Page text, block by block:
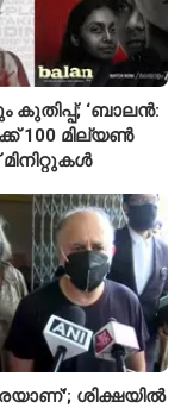
കുതിപ്പ്; ‘ബാലൻ:
100 മില്യൺ
ശിക്ഷയിൽ